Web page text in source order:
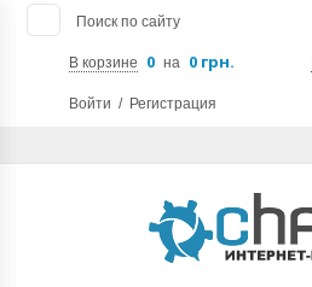
Поиск по сайту
В корзине 0 на 0 грн.
Войти / Регистрация